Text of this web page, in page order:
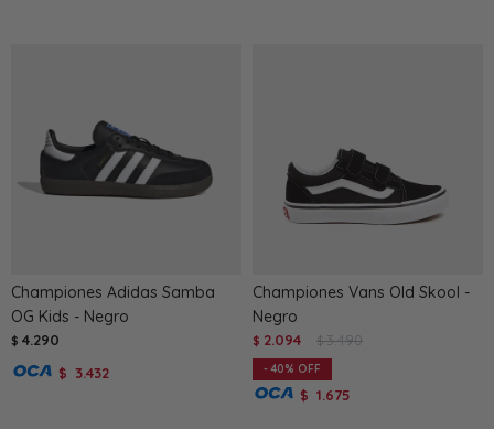
Championes Adidas Samba
OG Kids - Negro
$ 4.290
$ 3.432
Championes Vans Old Skool -
Negro
$ 2.094 $ 3.490
40
$ 1.675